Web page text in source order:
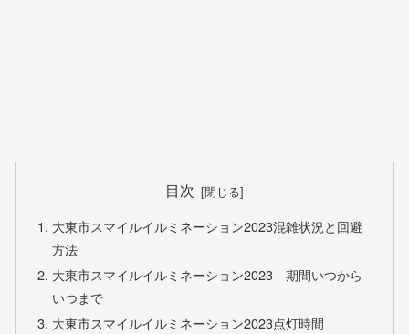
目次
大東市スマイルイルミネーション2023混雑状況と回避
方法
大東市スマイルイルミネーション2023 期間いつから
いつまで
大東市スマイルイルミネーション2023点灯時間